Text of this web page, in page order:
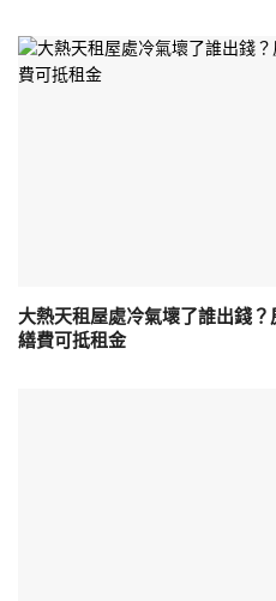
大熱天租屋處冷氣壞了誰出錢
繕費可抵租金